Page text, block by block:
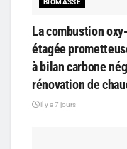
BIOMASSE
La combustion
étagée
à bilan carbone
rénovation de
il y a 7 jours